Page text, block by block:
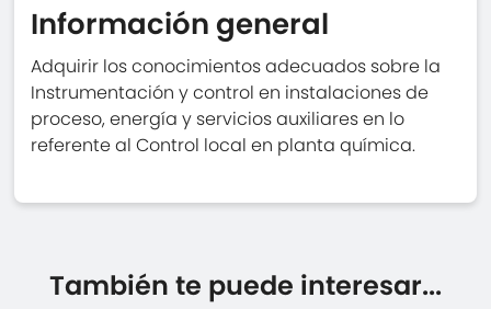
Información general
Adquirir los conocimientos adecuados sobre la
Instrumentación y control en instalaciones de
proceso, energía y servicios auxiliares en lo
referente al Control local en planta química.
También te puede interesar...